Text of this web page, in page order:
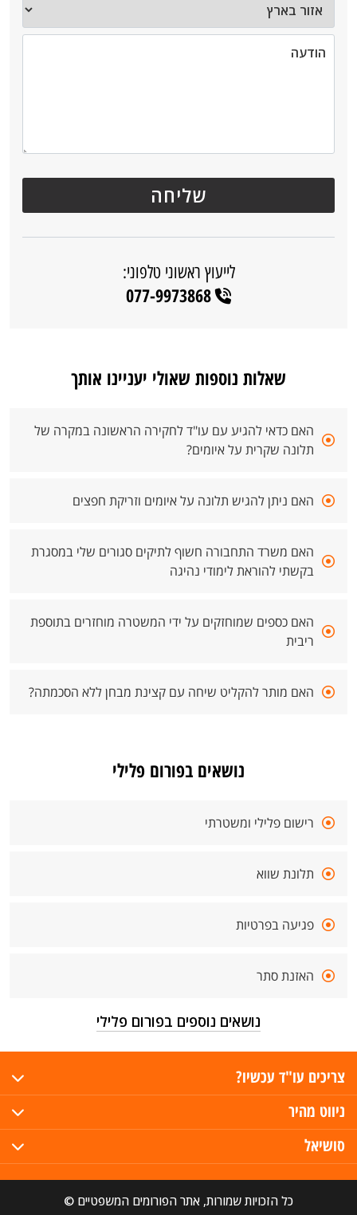
לייעוץ ראשוני טלפוני:
077-9973868
שאלות נוספות שאולי יעניינו אותך
האם כדאי להגיע עם עו"ד לחקירה הראשונה במקרה של
תלונה שקרית על איומים?
האם ניתן להגיש תלונה על איומים וזריקת חפצים
האם משרד התחבורה חשוף לתיקים סגורים שלי במסגרת
בקשתי להוראת לימודי נהיגה
האם כספים שמוחזקים על ידי המשטרה מוחזרים בתוספת
ריבית
האם מותר להקליט שיחה עם קצינת מבחן ללא הסכמתה?
נושאים בפורום פלילי
רישום פלילי ומשטרתי
תלונת שווא
פגיעה בפרטיות
האזנת סתר
נושאים נוספים בפורום פלילי
צריכים עו"ד עכשיו?
ניווט מהיר
סושיאל
כל הזכויות שמורות, אתר הפורומים המשפטיים ©